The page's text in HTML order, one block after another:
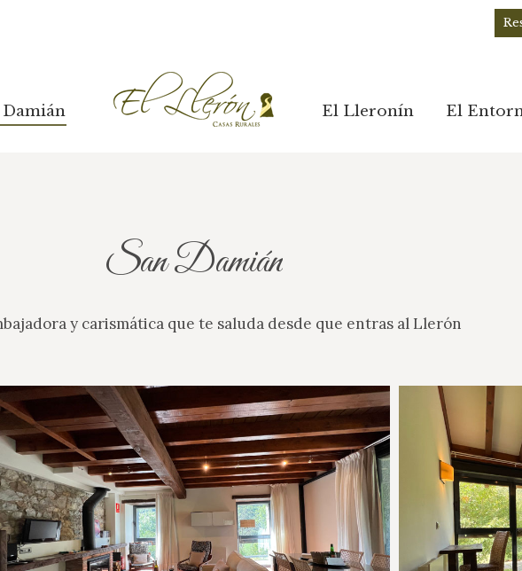
Damián El Lleronín El
San Damián
y carismática que te saluda desde que entras al Llerón